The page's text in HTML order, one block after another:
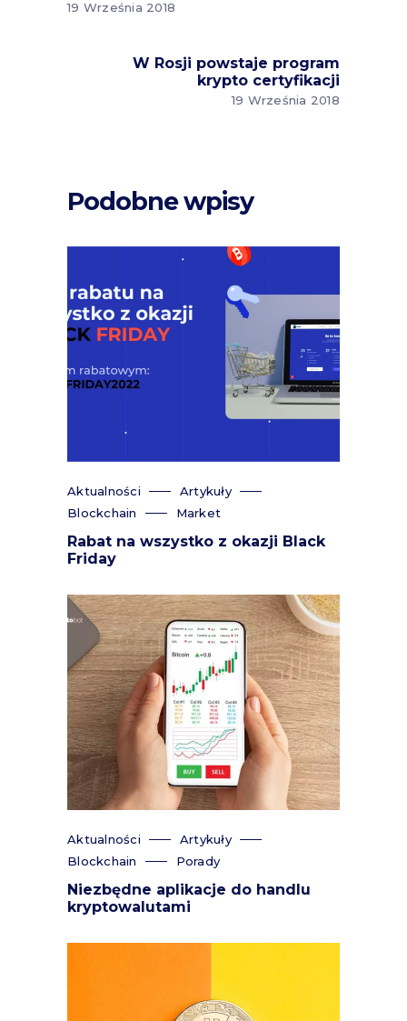
19 Września 2018
W Rosji powstaje program
krypto certyfikacji
19 Września 2018
Podobne wpisy
Aktualności
Artykuły
Blockchain
Market
Rabat na wszystko z okazji Black
Friday
Aktualności
Artykuły
Blockchain
Porady
Niezbędne aplikacje do handlu
kryptowalutami